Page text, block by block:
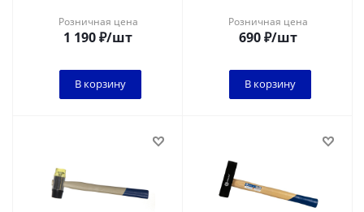
Розничная цена
1 190₽/шт
В корзину
Розничная цена
690₽/шт
В корзину